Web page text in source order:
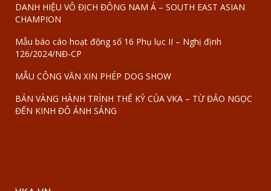
DANH HIỆU VÔ ĐỊCH ĐÔNG NAM Á – SOUTH EAST ASIAN
CHAMPION
Mẫu báo cáo hoạt động số 16 Phụ lục II – Nghị định
126/2024/NĐ-CP
MẪU CÔNG VĂN XIN PHÉP DOG SHOW
BẢN VÀNG HÀNH TRÌNH THẾ KỶ CỦA VKA – TỪ ĐẢO NGỌC
ĐẾN KINH ĐÔ ÁNH SÁNG